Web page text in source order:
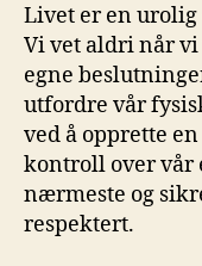
Livet ‍er en urolig
Vi ⁢vet aldri​ når
egne​
utfordre ‍vår
ved⁤ å opprette
kontroll over vår
⁢nærmeste og
respektert.